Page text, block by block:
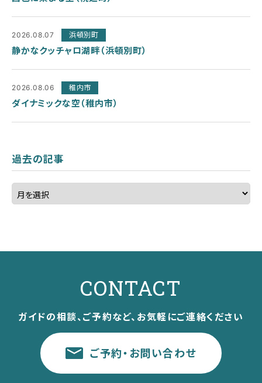
2026.08.07 浜頓別町
静かなクッチャロ湖畔（浜頓別町）
2026.08.06 稚内市
ダイナミックな空（稚内市）
過去の記事
CONTACT
ガイドの相談、ご予約など、お気軽にご連絡ください
ご予約・お問い合わせ